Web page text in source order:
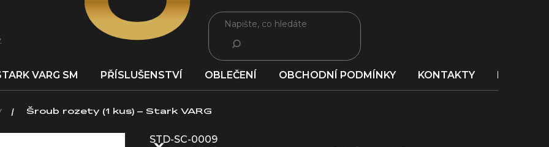
HLEDAT
VARG SM PŘÍSLUŠENSTVÍ OBLEČENÍ OBCHODNÍ PODMÍNKY KONTAKTY
Šroub rozety (1 kus) – Stark VARG
STD-SC-0009